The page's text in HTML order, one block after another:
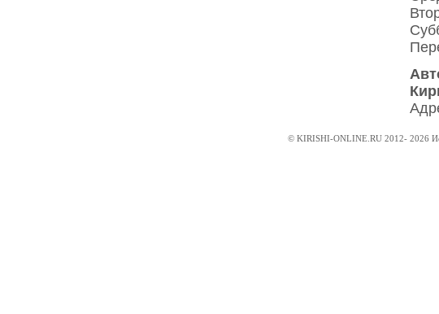
© KIRISHI-ONLINE.RU 2012- 2026